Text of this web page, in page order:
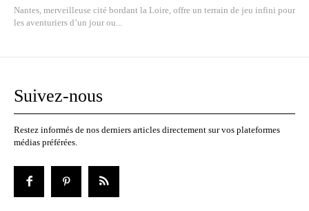
Nantes, merveilleuse cité bordant la Loire, offre un terrain de jeu infini pour
les aventuriers d’un jour ou...
Suivez-nous
Restez informés de nos derniers articles directement sur vos plateformes
médias préférées.